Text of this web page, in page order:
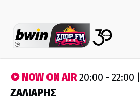
NOW ON AIR20:00 - 22:00 |
ΖΑΛΙΑΡΗΣ